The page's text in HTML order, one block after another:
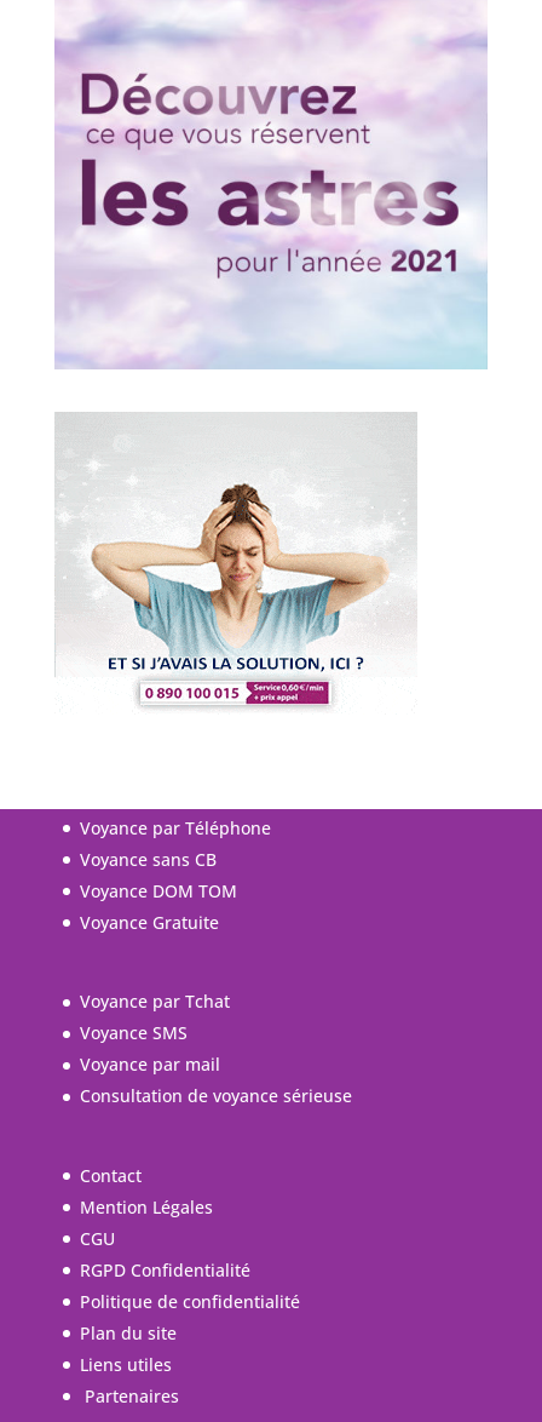
Voyance par Téléphone
Voyance sans CB
Voyance DOM TOM
Voyance Gratuite
Voyance par Tchat
Voyance SMS
Voyance par mail
Consultation de voyance sérieuse
Contact
Mention Légales
CGU
RGPD Confidentialité
Politique de confidentialité
Plan du site
Liens utiles
Partenaires